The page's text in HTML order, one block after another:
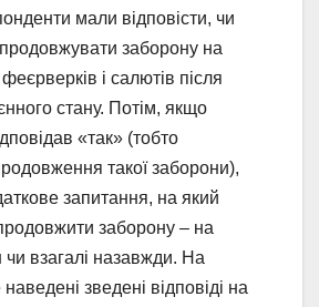
мали відповісти, чи
продовжувати заборону на
і салютів після
стану. Потім, якщо
«так» (тобто
такої заборони),
запитання, на який
заборону – на
чи взагалі назавжди. На
зведені відповіді на